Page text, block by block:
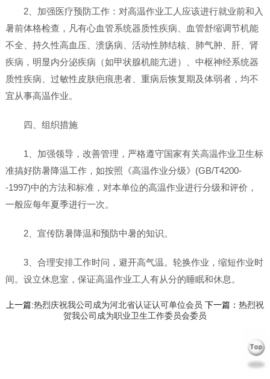
2、加强医疗预防工作：对高温作业工人应该进行就业前和入
暑前体格检查，凡有心血管系统器质性疾病、血管舒缩调节机能
不全、持久性高血压、溃疡病、活动性肺结核、肺气肿、肝、肾
疾病，明显内分泌疾病（如甲状腺机能亢进）、中枢神经系统器
质性疾病、过敏性皮肤疤痕患者、重病后恢复期及体弱者，均不
宜从事高温作业。
四、组织措施
1、加强领导，改善管理，严格遵守国家有关高温作业卫生标
准搞好防暑降温工作，如按照《高温作业分级》(GB/T4200-
-1997)中的方法和标准，对本单位的高温作业进行分级和评价，
一般应每年夏季进行一次。
2、宣传防暑降温和预防中暑的知识。
3、合理安排工作时问，避开高气温。轮换作业，缩短作业时
间。设立休息室，保证高温作业工人有从分的睡眠和休息。
上一篇:热烈庆祝我公司成为河北省认证认可单位会员 下一篇： 热烈祝
贺我公司成为职业卫生工作委员会委员